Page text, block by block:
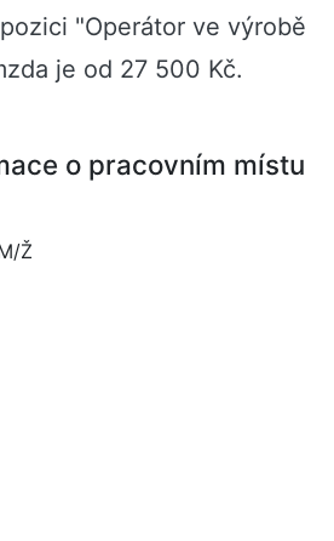
"Operátor ve výrobě
je od 27 500 Kč.
o pracovním místu
Ž